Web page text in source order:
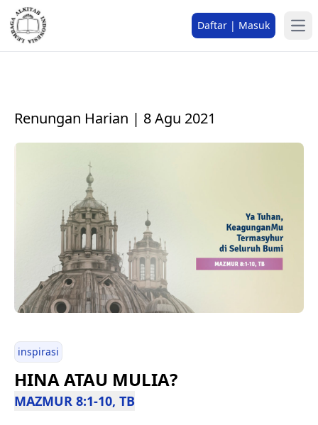
Daftar | Masuk
Renungan Harian | 8 Agu 2021
inspirasi
HINA ATAU MULIA?
MAZMUR 8:1-10, TB